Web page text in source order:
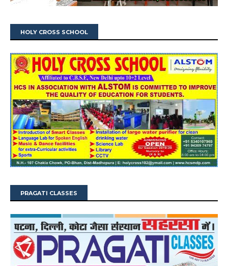
HOLY CROSS SCHOOL
PRAGATI CLASSES